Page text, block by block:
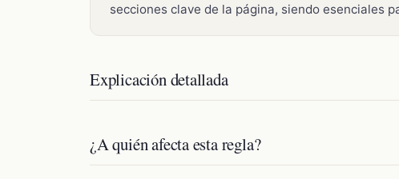
secciones clave de la página, siendo esenciales
Explicación detallada
¿A quién afecta esta regla?